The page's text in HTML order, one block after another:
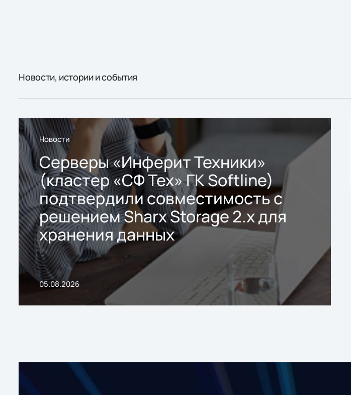
Новости, истории и события
Новости
Серверы «Инферит Техники»
(кластер «СФ Тех» ГК Softline)
подтвердили совместимость с
решением Sharx Storage 2.x для
хранения данных
05.08.2026